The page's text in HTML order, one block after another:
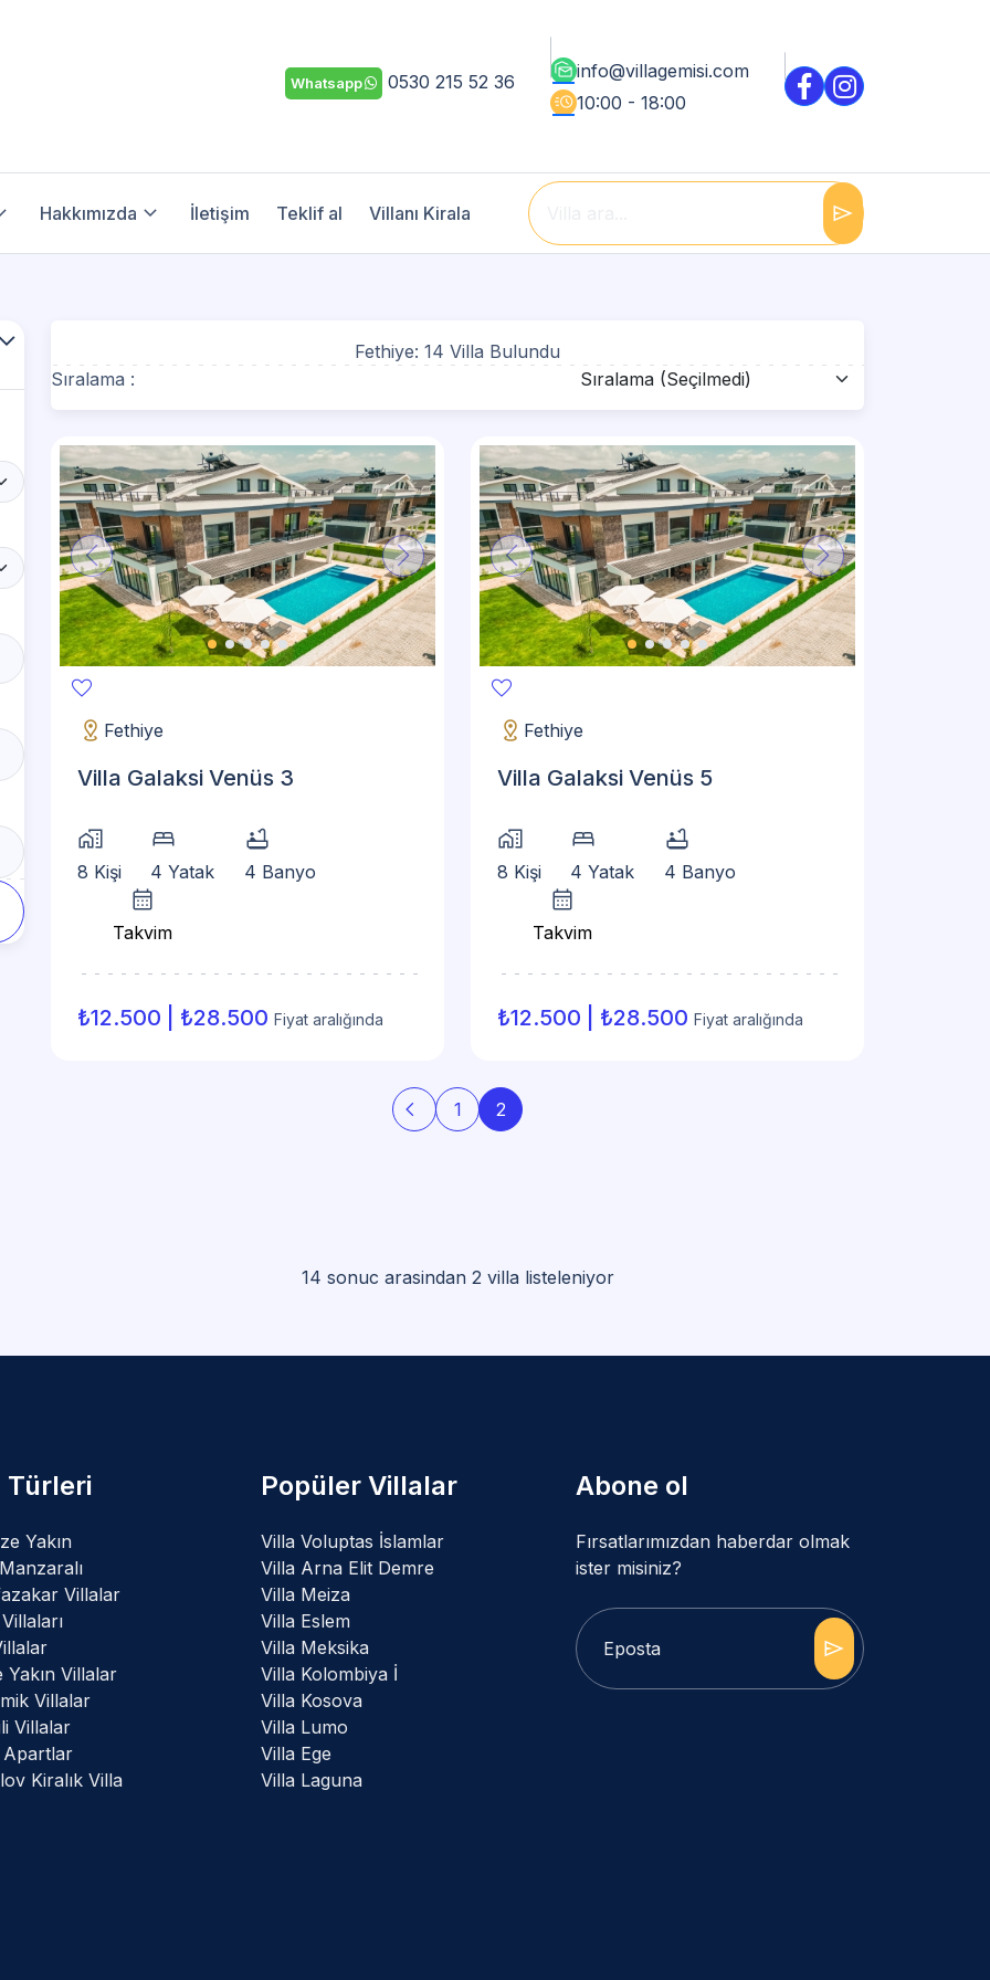
Whatsapp 0530 215 52 36 mark_as_unreadinfo@villagemisi.com
acute10:00 - 18:00
send
Hakkımızda İletişim Teklif al Villanı Kirala
Fethiye: 14 Villa Bulundu
Sıralama :
favorite
distance Fethiye
Villa Galaksi Venüs 3
home_work
8 Kişi
bed
4 Yatak
bathtub
4 Banyo
calendar_month
Takvim
₺12.500 | ₺28.500 Fiyat aralığında
favorite
distance Fethiye
Villa Galaksi Venüs 5
home_work
8 Kişi
bed
4 Yatak
bathtub
4 Banyo
calendar_month
Takvim
₺12.500 | ₺28.500 Fiyat aralığında
arrow_back_ios 1 2
14 sonuc arasindan 2 villa listeleniyor
Türleri
Yakın
Villalar
Yakın Villalar
Villalar
Villalar
Apartlar
Kiralık Villa
Popüler Villalar
Villa Voluptas İslamlar
Villa Arna Elit Demre
Villa Meiza
Villa Eslem
Villa Meksika
Villa Kolombiya İ
Villa Kosova
Villa Lumo
Villa Ege
Villa Laguna
Abone ol
Fırsatlarımızdan haberdar olmak
ister misiniz?
send